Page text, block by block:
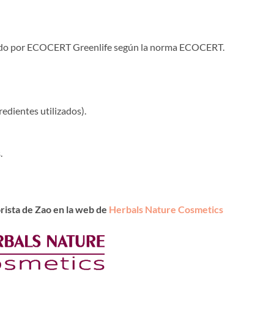
ECOCERT Greenlife según la norma ECOCERT.
utilizados).
de Zao en la web de Herbals Nature Cosmetics